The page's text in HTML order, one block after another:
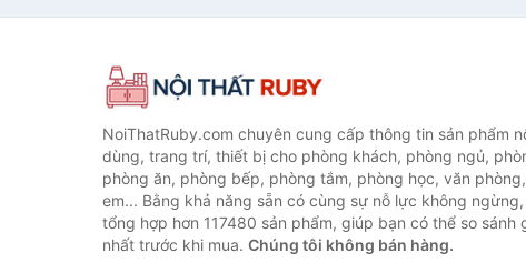
NoiThatRuby.com chuyên cung cấp thông tin sản phẩm
dùng, trang trí, thiết bị cho phòng khách, phòng ngủ,
phòng ăn, phòng bếp, phòng tắm, phòng học, văn
em... Bằng khả năng sẵn có cùng sự nỗ lực không
tổng hợp hơn 117480 sản phẩm, giúp bạn có thể so sánh
nhất trước khi mua. Chúng tôi không bán hàng.